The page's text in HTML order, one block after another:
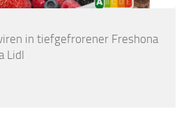
in tiefgefrorener Freshona
Lidl